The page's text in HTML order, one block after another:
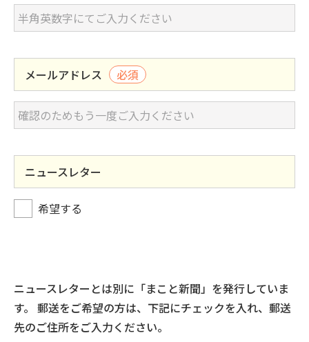
メールアドレス 必須
ニュースレター
希望する
ニュースレターとは別に「まこと新聞」を発行していま
す。 郵送をご希望の方は、下記にチェックを入れ、郵送
先のご住所をご入力ください。